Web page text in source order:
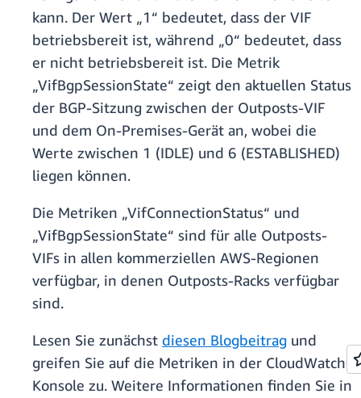
kann. Der Wert „1“ bedeutet, dass der VIF
betriebsbereit ist, während „0“ bedeutet, dass
er nicht betriebsbereit ist. Die Metrik
„VifBgpSessionState“ zeigt den aktuellen Status
der BGP-Sitzung zwischen der Outposts-VIF
und dem On-Premises-Gerät an, wobei die
Werte zwischen 1 (IDLE) und 6 (ESTABLISHED)
liegen können.
Die Metriken „VifConnectionStatus“ und
„VifBgpSessionState“ sind für alle Outposts-
VIFs in allen kommerziellen AWS-Regionen
verfügbar, in denen Outposts-Racks verfügbar
sind.
Lesen Sie zunächst diesen Blogbeitrag und
greifen Sie auf die Metriken in der CloudWatch-
Konsole zu. Weitere Informationen finden Sie in